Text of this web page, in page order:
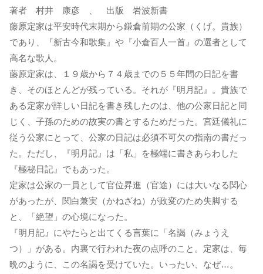
著者 村井 康彦 、 出版 岩波新書
藤原定家は平安時代末期から鎌倉前期の公家（くげ。貴族）
であり、『新古今和歌集』や『小倉百人一首』の選者として
高名な歌人。
藤原定家は、１９歳から７４歳までの５５年間の日記を書
き、そのほとんどが残っている。それが『明月記』。貴族で
ある定家が詳しい日記を書き残したのは、他の公家日記と同
じく、子孫のための故実の書とするためだった。宮廷儀礼に
従う公家にとって、公家の日記は必須不可欠の指南の書だっ
た。ただし、『明月記』は「私」を極端に書きあらわした
『極秘日記』でもあった。
定家は公家の一員として官位昇進（官途）には大いなる関心
があったが、関白兼実（かねざね）が政変のため失脚する
と、「絶望」の心境になった。
『明月記』にやたらと出てくる言葉に「名謁（みょうえ
つ）」がある。内裏で行われた夜の点呼のこと。定家は、毎
晩のように、この名謁を受けていた。いったい、なぜ…。